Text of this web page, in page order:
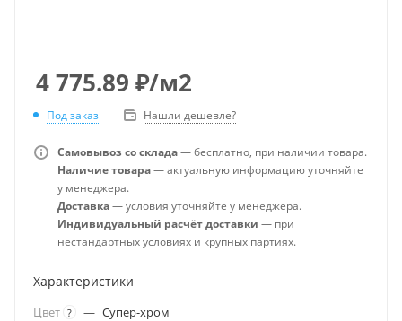
4 775.89 ₽/м2
Под заказ Нашли дешевле?
Самовывоз со склада— бесплатно, при наличии товара.
Наличие товара— актуальную информацию уточняйте
у менеджера.
Доставка— условия уточняйте у менеджера.
Индивидуальный расчёт доставки — при
нестандартных условиях и крупных партиях.
Характеристики
Цвет ? — Супер-хром